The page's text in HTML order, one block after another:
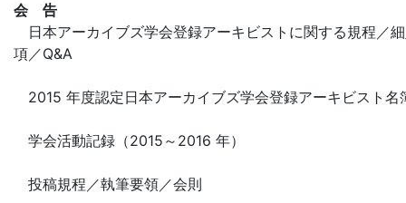
会 告
日本アーカイブズ学会登録アーキビストに関する規程／
項／Q&A
2015 年度認定日本アーカイブズ学会登録アーキビスト名
学会活動記録（2015～2016 年）
投稿規程／執筆要領／会則